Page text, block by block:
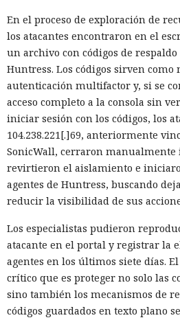
En el proceso de exploración de
los atacantes encontraron en el
un archivo con códigos de respaldo
Huntress. Los códigos sirven como
autenticación multifactor y, si se
acceso completo a la consola sin
iniciar sesión con los códigos, los
104.238.221[.]69, anteriormente
SonicWall, cerraron manualmente
revirtieron el aislamiento e
agentes de Huntress, buscando
reducir la visibilidad de sus
Los especialistas pudieron
atacante en el portal y registrar la
agentes en los últimos siete días.
crítico que es proteger no solo las
sino también los mecanismos de
códigos guardados en texto plano